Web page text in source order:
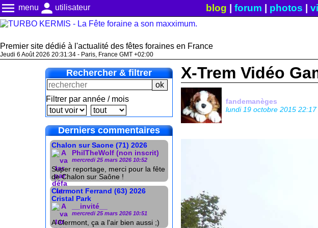
menu menu person utilisateur blog forum photos
Premier site dédié à l'actualité des fêtes foraines en France
Jeudi 6 Août 2026 20:31:36 - Paris, France GMT +02:00
Rechercher & filtrer
Filtrer par année / mois
Derniers commentaires
Chalon sur Saone (71) 2026
PhilTheWolf (non inscrit)
mercredi 25 mars 2026 10:52
Super reportage, merci pour la fête
de Chalon sur Saône !
Clermont Ferrand (63) 2026
Cristal Park
__invité__
mercredi 25 mars 2026 10:51
A Clermont, ça a l'air bien aussi ;)
X-Trem Vidéo
fandemanèges
lundi 19 octobre 2015 22:17